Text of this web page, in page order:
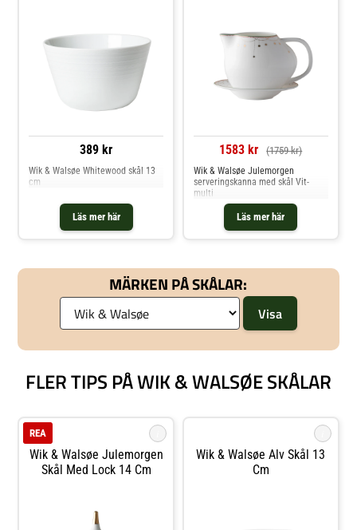
389 kr
Läs mer här
Wik & Walsøe Whitewood skål 13
cm
1583 kr (1759 kr)
Läs mer här
Wik & Walsøe Julemorgen
serveringskanna med skål Vit-
multi
MÄRKEN PÅ SKÅLAR:
FLER TIPS PÅ WIK & WALSØE SKÅLAR
Wik & Walsøe Julemorgen
Skål Med Lock 14 Cm
REA
Wik & Walsøe Alv Skål 13
Cm